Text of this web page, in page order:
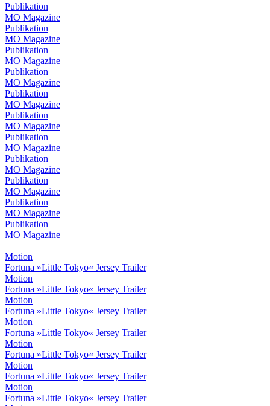
Publikation
MO Magazine
Publikation
MO Magazine
Publikation
MO Magazine
Publikation
MO Magazine
Publikation
MO Magazine
Publikation
MO Magazine
Publikation
MO Magazine
Publikation
MO Magazine
Publikation
MO Magazine
Publikation
MO Magazine
Publikation
MO Magazine
Motion
Fortuna »Little Tokyo« Jersey Trailer
Motion
Fortuna »Little Tokyo« Jersey Trailer
Motion
Fortuna »Little Tokyo« Jersey Trailer
Motion
Fortuna »Little Tokyo« Jersey Trailer
Motion
Fortuna »Little Tokyo« Jersey Trailer
Motion
Fortuna »Little Tokyo« Jersey Trailer
Motion
Fortuna »Little Tokyo« Jersey Trailer